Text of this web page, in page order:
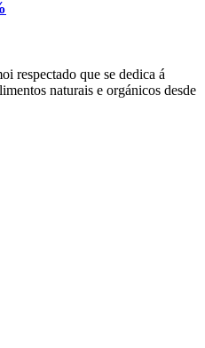
respectado que se dedica á
naturais e orgánicos desde